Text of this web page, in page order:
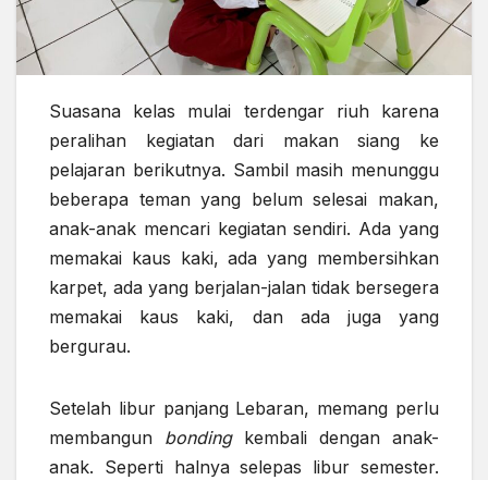
Suasana kelas mulai terdengar riuh karena
peralihan kegiatan dari makan siang ke
pelajaran berikutnya. Sambil masih menunggu
beberapa teman yang belum selesai makan,
anak-anak mencari kegiatan sendiri. Ada yang
memakai kaus kaki, ada yang membersihkan
karpet, ada yang berjalan-jalan tidak bersegera
memakai kaus kaki, dan ada juga yang
bergurau.
Setelah libur panjang Lebaran, memang perlu
membangun bondingkembali dengan anak-
anak. Seperti halnya selepas libur semester.